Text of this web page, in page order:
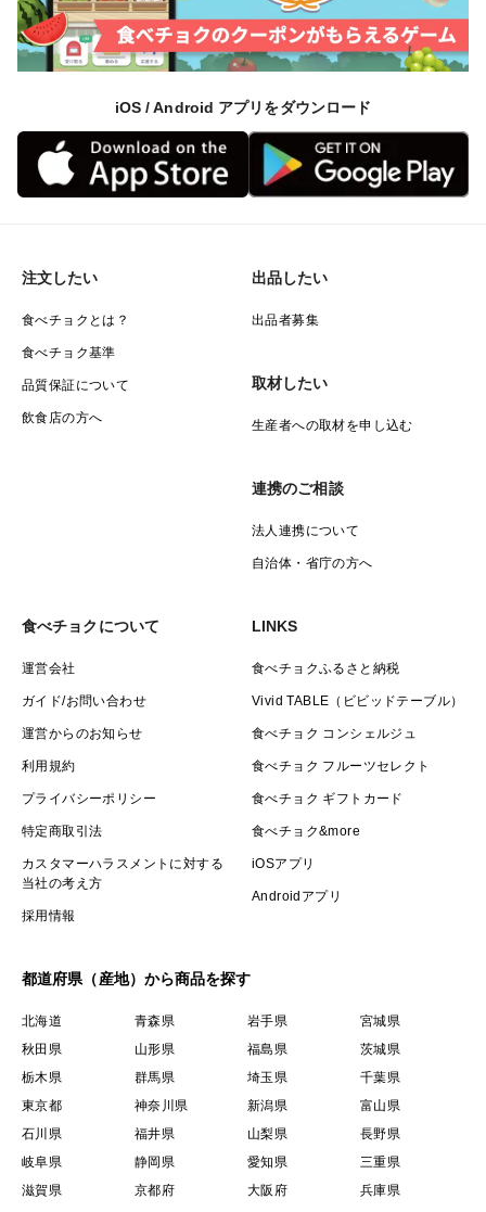
iOS / Android アプリをダウンロード
注文したい
食べチョクとは？
食べチョク基準
品質保証について
飲食店の方へ
出品したい
出品者募集
取材したい
生産者への取材を申し込む
連携のご相談
法人連携について
自治体・省庁の方へ
食べチョクについて
運営会社
ガイド/お問い合わせ
運営からのお知らせ
利用規約
プライバシーポリシー
特定商取引法
カスタマーハラスメントに対する
当社の考え方
採用情報
LINKS
食べチョクふるさと納税
Vivid TABLE（ビビッドテーブル）
食べチョク コンシェルジュ
食べチョク フルーツセレクト
食べチョク ギフトカード
食べチョク&more
iOSアプリ
Androidアプリ
都道府県（産地）から商品を探す
北海道 青森県 岩手県
宮城県
秋田県
山形県 福島県
茨城県
栃木県
群馬県 埼玉県
千葉県
東京都
神奈川県 新潟県
富山県
石川県
福井県 山梨県
長野県
岐阜県
静岡県 愛知県
三重県
滋賀県
京都府 大阪府
兵庫県